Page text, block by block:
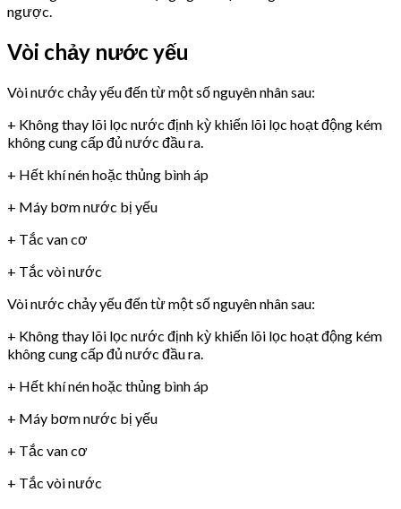
ngược.
Vòi chảy nước yếu
Vòi nước chảy yếu đến từ một số nguyên nhân sau:
+ Không thay lõi lọc nước định kỳ khiến lõi lọc hoạt động kém
không cung cấp đủ nước đầu ra.
+ Hết khí nén hoặc thủng bình áp
+ Máy bơm nước bị yếu
+ Tắc van cơ
+ Tắc vòi nước
Vòi nước chảy yếu đến từ một số nguyên nhân sau:
+ Không thay lõi lọc nước định kỳ khiến lõi lọc hoạt động kém
không cung cấp đủ nước đầu ra.
+ Hết khí nén hoặc thủng bình áp
+ Máy bơm nước bị yếu
+ Tắc van cơ
+ Tắc vòi nước